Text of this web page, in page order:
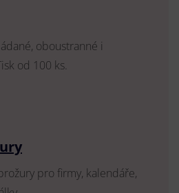
oboustranné i
od 100 ks.
pro firmy, kalendáře,